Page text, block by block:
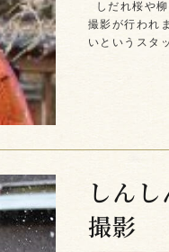
しだれ桜や
撮影が行われ
いというスタ
しん
撮影